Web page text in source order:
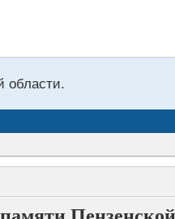
области.